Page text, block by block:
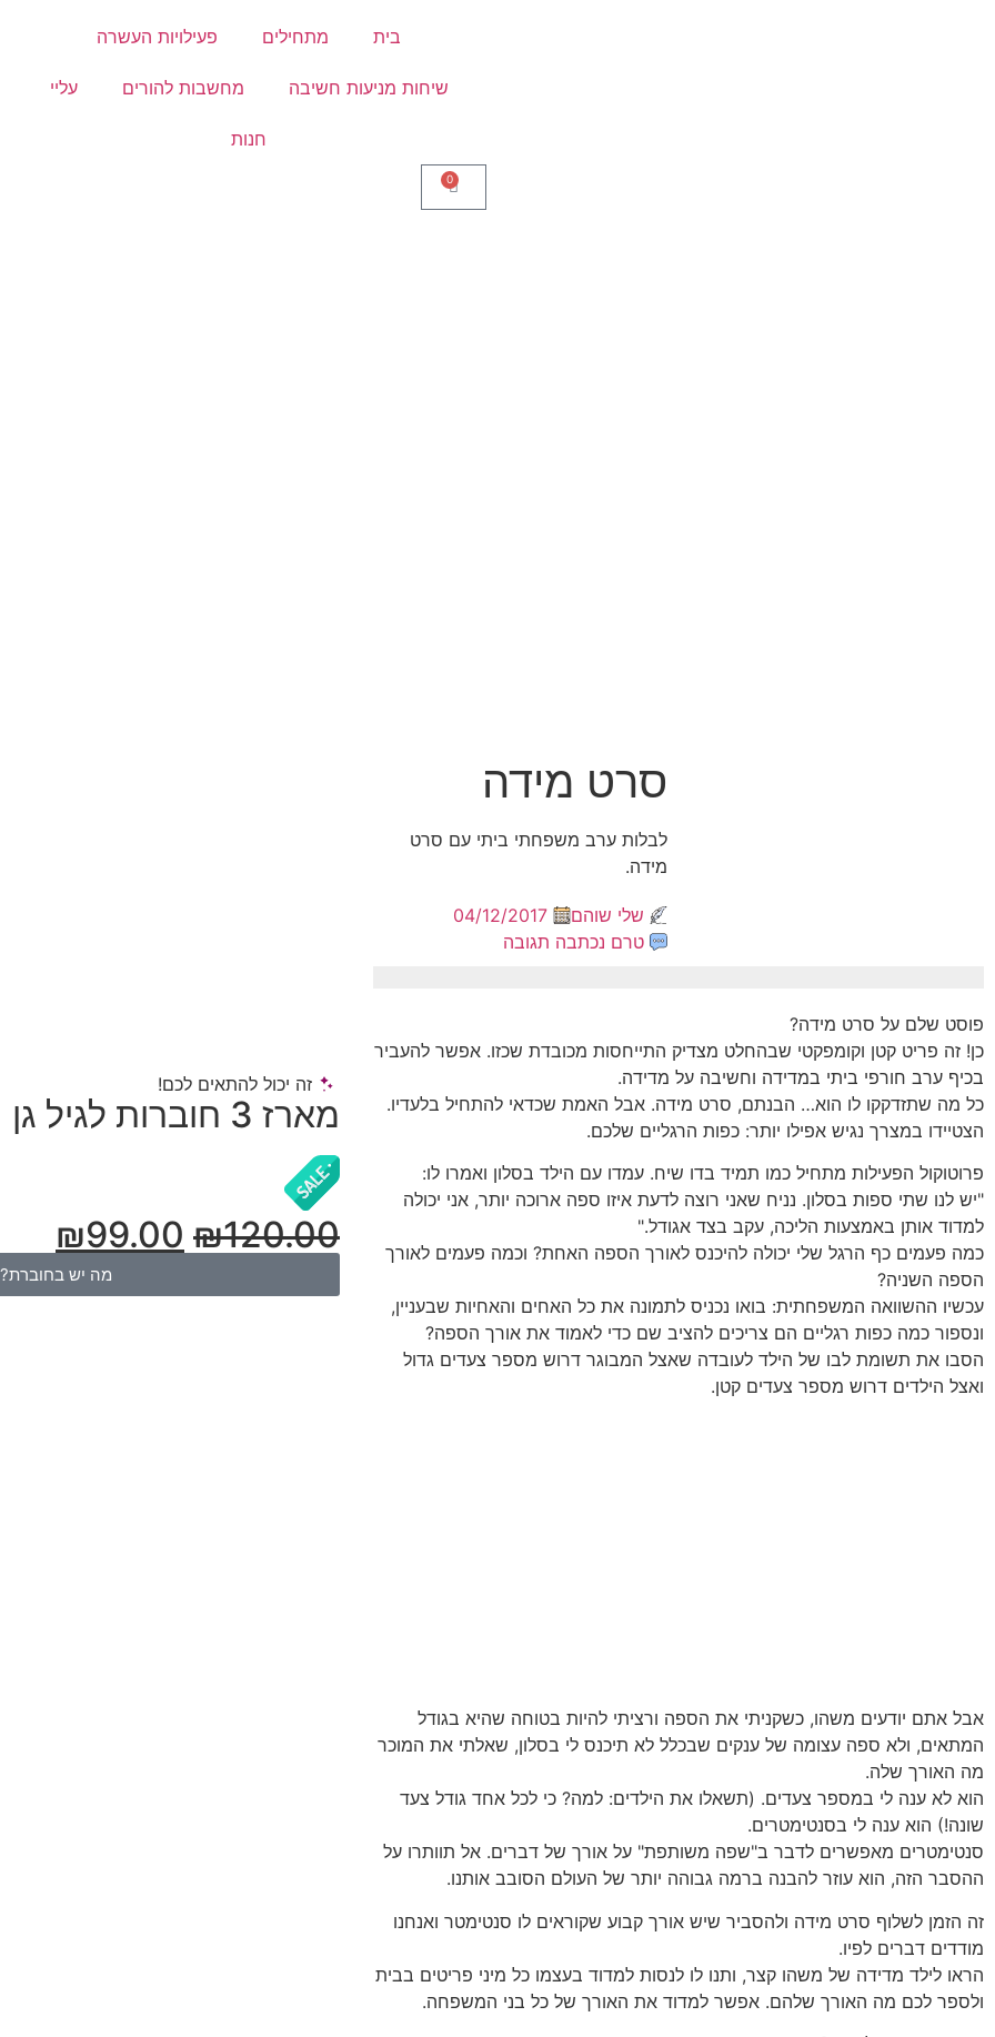
בית מתחילים פעילויות העשרה
שיחות מניעות חשיבה מחשבות להורים עליי
חנות
0
סרט מידה
לבלות ערב משפחתי ביתי עם סרט
מידה.
שלי שוהם
04/12/2017
טרם נכתבה תגובה
פוסט שלם על סרט מידה?
כן! זה פריט קטן וקומפקטי שבהחלט מצדיק התייחסות מכובדת שכזו. אפשר להעביר
בכיף ערב חורפי ביתי במדידה וחשיבה על מדידה.
כל מה שתזדקקו לו הוא… הבנתם, סרט מידה. אבל האמת שכדאי להתחיל בלעדיו.
הצטיידו במצרך נגיש אפילו יותר: כפות הרגליים שלכם.
פרוטוקול הפעילות מתחיל כמו תמיד בדו שיח. עמדו עם הילד בסלון ואמרו לו:
"יש לנו שתי ספות בסלון. נניח שאני רוצה לדעת איזו ספה ארוכה יותר, אני יכולה
למדוד אותן באמצעות הליכה, עקב בצד אגודל."
כמה פעמים כף הרגל שלי יכולה להיכנס לאורך הספה האחת? וכמה פעמים לאורך
הספה השניה?
עכשיו ההשוואה המשפחתית: בואו נכניס לתמונה את כל האחים והאחיות שבעניין,
ונספור כמה כפות רגליים הם צריכים להציב שם כדי לאמוד את אורך הספה?
הסבו את תשומת לבו של הילד לעובדה שאצל המבוגר דרוש מספר צעדים גדול
ואצל הילדים דרוש מספר צעדים קטן.
אבל אתם יודעים משהו, כשקניתי את הספה ורציתי להיות בטוחה שהיא בגודל
המתאים, ולא ספה עצומה של ענקים שבכלל לא תיכנס לי בסלון, שאלתי את המוכר
מה האורך שלה.
הוא לא ענה לי במספר צעדים. (תשאלו את הילדים: למה? כי לכל אחד גודל צעד
שונה!) הוא ענה לי בסנטימטרים.
סנטימטרים מאפשרים לדבר ב"שפה משותפת" על אורך של דברים. אל תוותרו על
ההסבר הזה, הוא עוזר להבנה ברמה גבוהה יותר של העולם הסובב אותנו.
זה הזמן לשלוף סרט מידה ולהסביר שיש אורך קבוע שקוראים לו סנטימטר ואנחנו
מודדים דברים לפיו.
הראו לילד מדידה של משהו קצר, ותנו לו לנסות למדוד בעצמו כל מיני פריטים בבית
ולספר לכם מה האורך שלהם. אפשר למדוד את האורך של כל בני המשפחה.
זה יכול להתאים לכם!
מארז 3 חוברות לגיל גן
₪120.00
₪99.00
מה יש